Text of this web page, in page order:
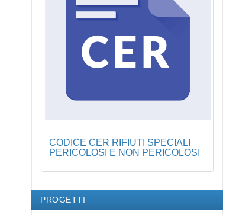
CODICE CER RIFIUTI SPECIALI
PERICOLOSI E NON PERICOLOSI
PROGETTI